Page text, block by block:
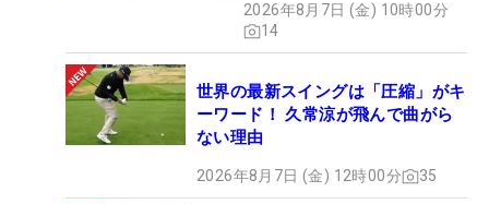
2026年8月7日 (金) 10時00分
14
世界の最新スイングは「圧縮」がキ
ーワード！ 久常涼が飛んで曲がら
ない理由
2026年8月7日 (金) 12時00分 35